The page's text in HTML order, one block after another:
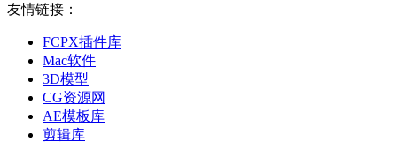
友情链接：
FCPX插件库
Mac软件
3D模型
CG资源网
AE模板库
剪辑库